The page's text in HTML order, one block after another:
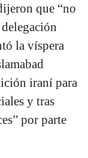
que “no
la víspera
iraní para
y tras
por parte